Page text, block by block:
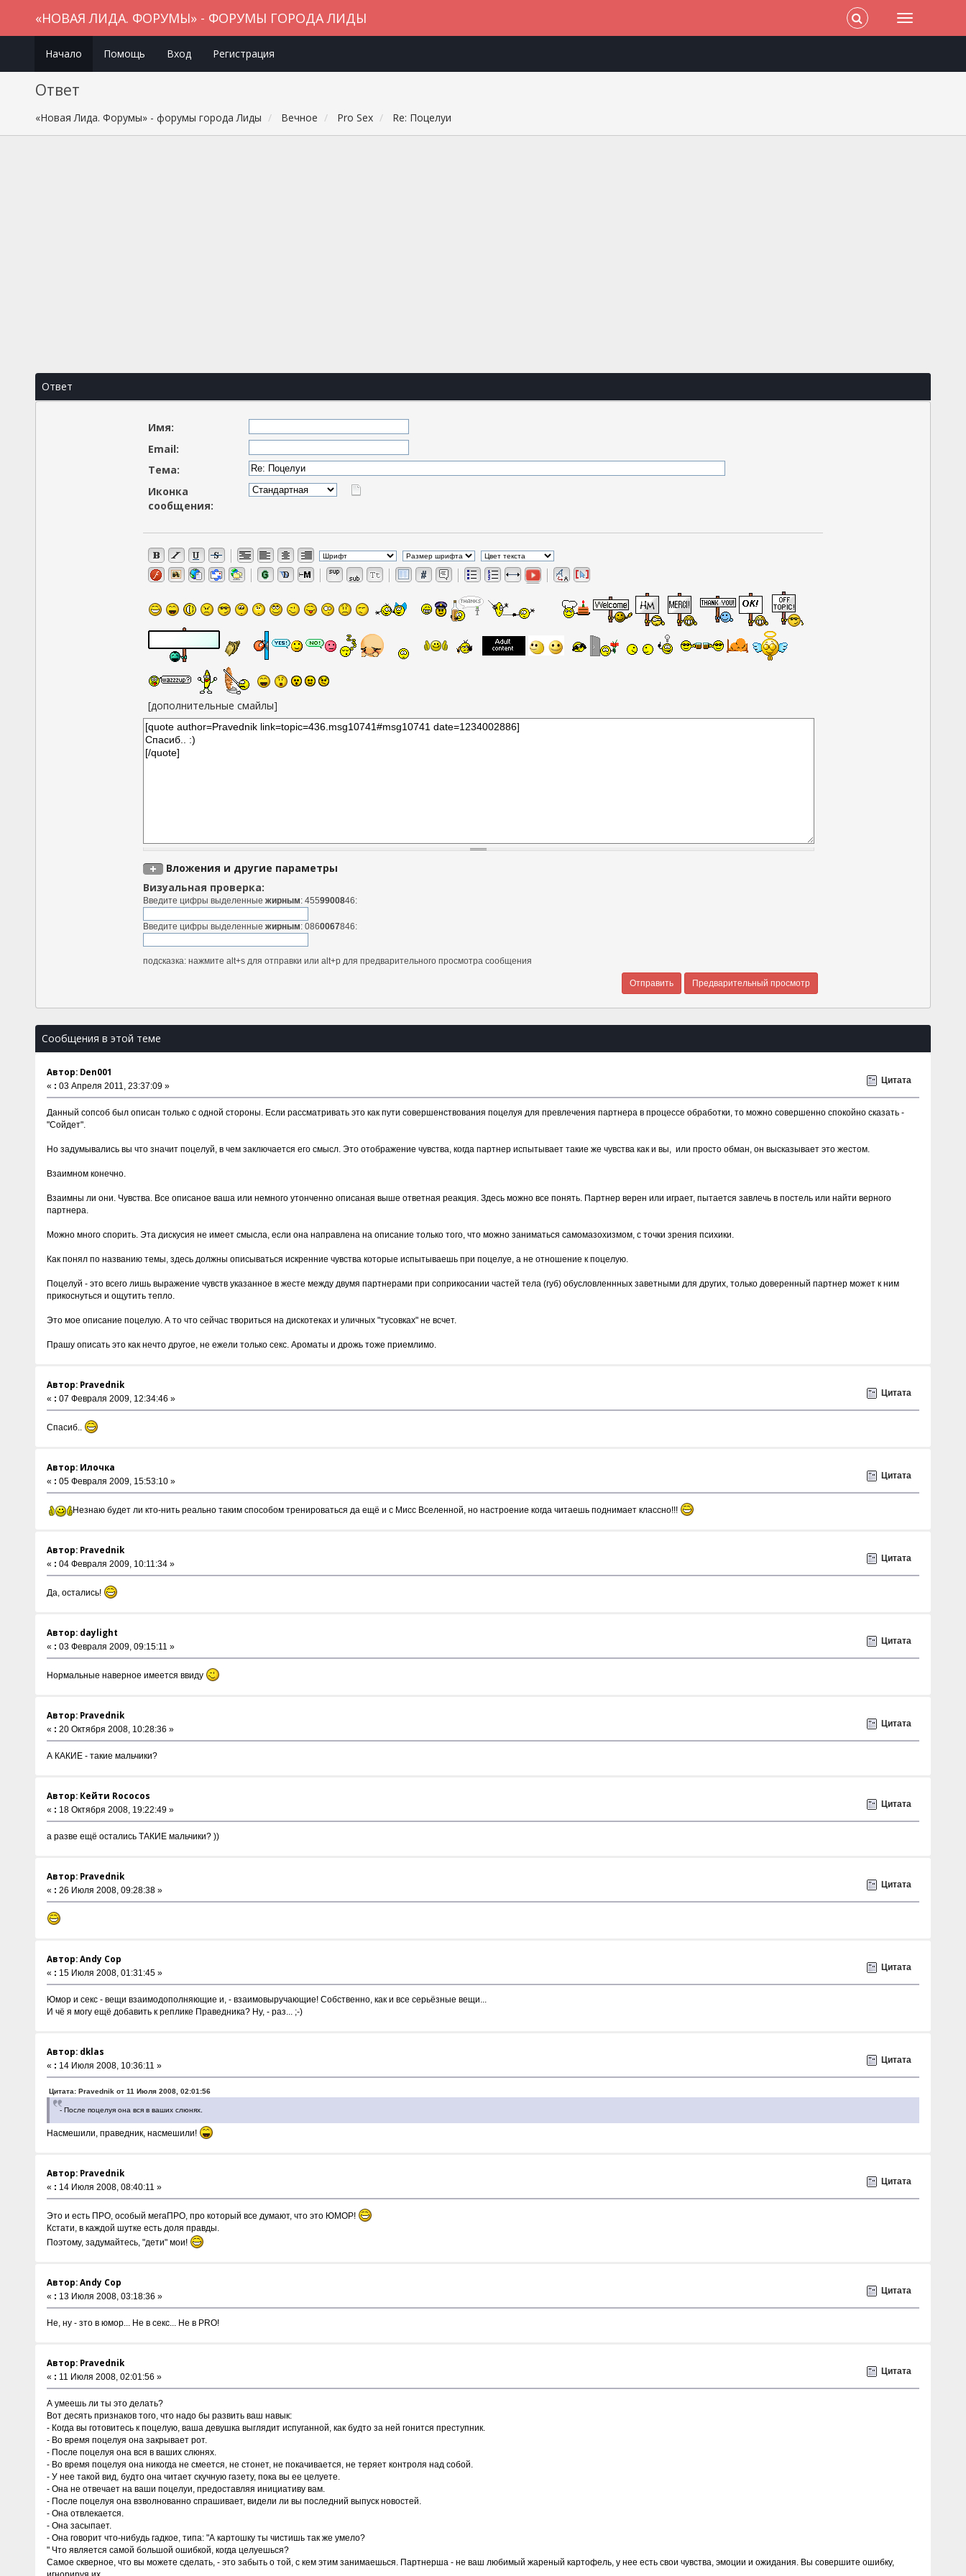
«НОВАЯ ЛИДА. ФОРУМЫ» - ФОРУМЫ ГОРОДА ЛИДЫ
Начало Помощь Вход Регистрация
Ответ
«Новая Лида. Форумы» - форумы города Лиды Вечное Pro Sex Re: Поцелуи
Ответ
Имя:
Email:
Тема:
Иконка
сообщения:
[дополнительные смайлы]
Вложения и другие параметры
Визуальная проверка:
Введите цифры выделенныежирным: 4559900846:
Введите цифры выделенныежирным: 0860067846:
подсказка: нажмите alt+s для отправки или alt+p для предварительного просмотра сообщения
Сообщения в этой теме
Автор: Den001
« : 03 Апреля 2011, 23:37:09 »
Цитата
Данный сопсоб был описан только с одной стороны. Если рассматривать это как пути совершенствования поцелуя для превлечения партнера в процессе обработки, то можно совершенно спокойно сказать -
"Сойдет".
Но задумывались вы что значит поцелуй, в чем заключается его смысл. Это отображение чувства, когда партнер испытывает такие же чувства как и вы, или просто обман, он высказывает это жестом.
Взаимном конечно.
Взаимны ли они. Чувства. Все описаное ваша или немного утонченно описаная выше ответная реакция. Здесь можно все понять. Партнер верен или играет, пытается завлечь в постель или найти верного
партнера.
Можно много спорить. Эта дискусия не имеет смысла, если она направлена на описание только того, что можно заниматься самомазохизмом, с точки зрения психики.
Как понял по названию темы, здесь должны описываться искренние чувства которые испытываешь при поцелуе, а не отношение к поцелую.
Поцелуй - это всего лишь выражение чувств указанное в жесте между двумя партнерами при соприкосании частей тела (губ) обусловленнных заветными для других, только доверенный партнер может к ним
прикоснуться и ощутить тепло.
Это мое описание поцелую. А то что сейчас твориться на дискотеках и уличных "тусовках" не всчет.
Прашу описать это как нечто другое, не ежели только секс. Ароматы и дрожь тоже приемлимо.
Автор: Pravednik
« : 07 Февраля 2009, 12:34:46 »
Цитата
Спасиб..
Автор: Илочка
« : 05 Февраля 2009, 15:53:10 »
Цитата
Незнаю будет ли кто-нить реально таким способом тренироваться да ещё и с Мисс Вселенной, но настроение когда читаешь поднимает классно!!!
Автор: Pravednik
« : 04 Февраля 2009, 10:11:34 »
Цитата
Да, остались!
Автор: daylight
« : 03 Февраля 2009, 09:15:11 »
Цитата
Нормальные наверное имеется ввиду
Автор: Pravednik
« : 20 Октября 2008, 10:28:36 »
Цитата
А КАКИЕ - такие мальчики?
Автор: Кейти Rococos
« : 18 Октября 2008, 19:22:49 »
Цитата
а разве ещё остались ТАКИЕ мальчики? ))
Автор: Pravednik
« : 26 Июля 2008, 09:28:38 »
Цитата
Автор: Andy Cop
« : 15 Июля 2008, 01:31:45 »
Цитата
Юмор и секс - вещи взаимодополняющие и, - взаимовыручающие! Собственно, как и все серьёзные вещи...
И чё я могу ещё добавить к реплике Праведника? Ну, - раз... ;-)
Автор: dklas
« : 14 Июля 2008, 10:36:11 »
Цитата
Цитата: Pravednik от 11 Июля 2008, 02:01:56
- После поцелуя она вся в ваших слюнях.
Насмешили, праведник, насмешили!
Автор: Pravednik
« : 14 Июля 2008, 08:40:11 »
Цитата
Это и есть ПРО, особый мегаПРО, про который все думают, что это ЮМОР!
Кстати, в каждой шутке есть доля правды.
Поэтому, задумайтесь, "дети" мои!
Автор: Andy Cop
« : 13 Июля 2008, 03:18:36 »
Цитата
Не, ну - зто в юмор... Не в секс... Не в PRO!
Автор: Pravednik
« : 11 Июля 2008, 02:01:56 »
Цитата
А умеешь ли ты это делать?
Вот десять признаков того, что надо бы развить ваш навык:
- Когда вы готовитесь к поцелую, ваша девушка выглядит испуганной, как будто за ней гонится преступник.
- Во время поцелуя она закрывает рот.
- После поцелуя она вся в ваших слюнях.
- Во время поцелуя она никогда не смеется, не стонет, не покачивается, не теряет контроля над собой.
- У нее такой вид, будто она читает скучную газету, пока вы ее целуете.
- Она не отвечает на ваши поцелуи, предоставляя инициативу вам.
- После поцелуя она взволнованно спрашивает, видели ли вы последний выпуск новостей.
- Она отвлекается.
- Она засыпает.
- Она говорит что-нибудь гадкое, типа: "А картошку ты чистишь так же умело?
" Что является самой большой ошибкой, когда целуешься?
Самое скверное, что вы можете сделать, - это забыть о той, с кем этим занимаешься. Партнерша - не ваш любимый жареный картофель, у нее есть свои чувства, эмоции и ожидания. Вы совершите ошибку,